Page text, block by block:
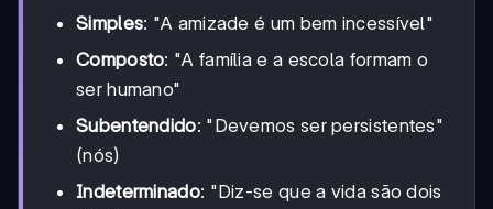
Simples: "A amizade é um bem incessível"
Composto: "A família e a escola formam o
ser humano"
Subentendido: "Devemos ser persistentes"
(nós)
Indeterminado: "Diz-se que a vida são dois